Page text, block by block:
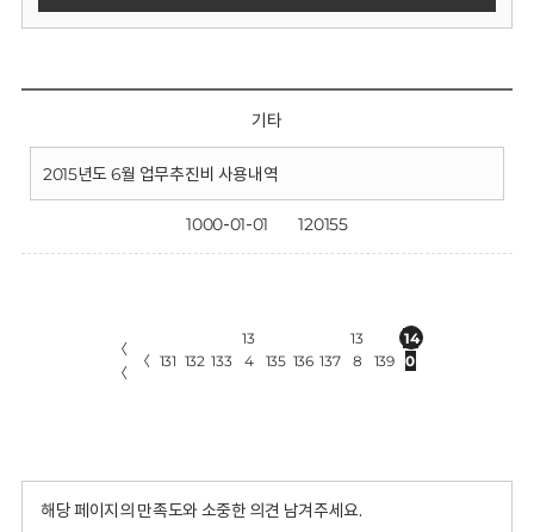
기타
2015년도 6월 업무추진비 사용내역
1000-01-01 120155
〈
〈
〈 131 132 133
13
4
135 136 137
13
8
139
14
0
해당 페이지의 만족도와 소중한 의견 남겨주세요.